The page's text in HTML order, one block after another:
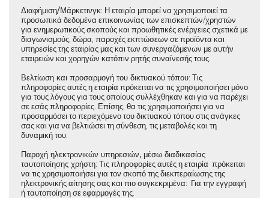
Διαφήμιση/Μάρκετινγκ: Η εταιρία μπορεί να χρησιμοποιεί τα
προσωπικά δεδομένα επικοινωνίας των επισκεπτών/χρηστών
για ενημερωτικούς σκοπούς και προωθητικές ενέργειες σχετικά με
διαγωνισμούς, δώρα, παροχές εκπτώσεων σε προϊόντα και
υπηρεσίες της εταιρίας μας και των συνεργαζόμενων με αυτήν
εταιρειών και χορηγών κατόπιν ρητής συναίνεσής τους.
Βελτίωση και προσαρμογή του δικτυακού τόπου: Τις
πληροφορίες αυτές η εταιρία πρόκειται να τις χρησιμοποιήσει μόνο
για τους λόγους για τους οποίους συλλέχθηκαν και για να παρέχει
σε εσάς πληροφορίες. Επίσης, θα τις χρησιμοποιήσει για να
προσαρμόσει το περιεχόμενο του δικτυακού τόπου στις ανάγκες
σας και για να βελτιώσει τη σύνθεση, τις μεταβολές και τη
δυναμική του.
Παροχή ηλεκτρονικών υπηρεσιών, μέσω διαδικασίας
ταυτοποίησης χρήστη: Τις πληροφορίες αυτές η εταιρία πρόκειται
να τις χρησιμοποιήσει για τον σκοπό της διεκπεραίωσης της
ηλεκτρονικής αίτησης σας και πιο συγκεκριμένα: Για την εγγραφή
ή ταυτοποίηση σε εφαρμογές της.